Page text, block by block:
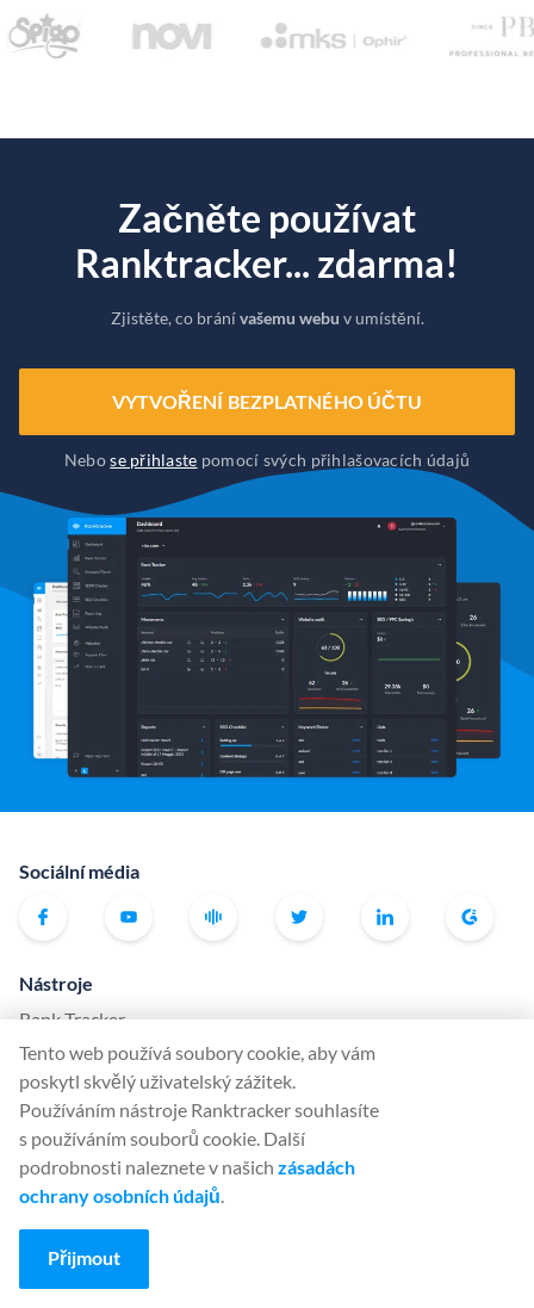
Začněte používat
Ranktracker... zdarma!
Zjistěte, co bránívašemu webu v umístění.
VYTVOŘENÍ BEZPLATNÉHO ÚČTU
Nebose přihlaste pomocí svých přihlašovacích údajů
Sociální média
Nástroje
Rank Tracker
Keyword Finder
SERP Checker
Web Audit
Backlink Checker
Backlink Monitor
Kontrolní seznam SEO
AI Article Writer
Tento web používá soubory cookie, aby vám
poskytl skvělý uživatelský zážitek.
Používáním nástroje Ranktracker souhlasíte
s používáním souborů cookie. Další
podrobnosti naleznete v našich zásadách
ochrany osobních údajů.
Přijmout